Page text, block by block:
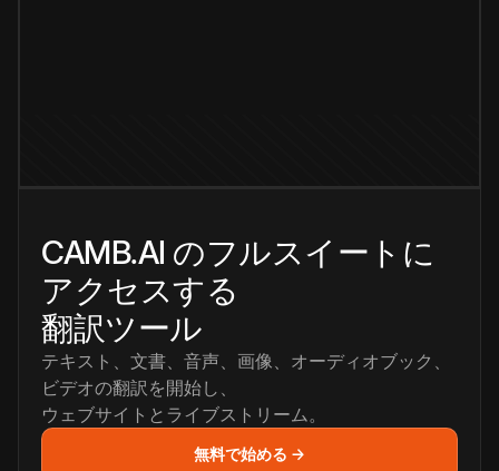
CAMB.AI のフルスイートに
アクセスする
翻訳ツール
テキスト、文書、音声、画像、オーディオブック、
ビデオの翻訳を開始し、
ウェブサイトとライブストリーム。
無料で始める →